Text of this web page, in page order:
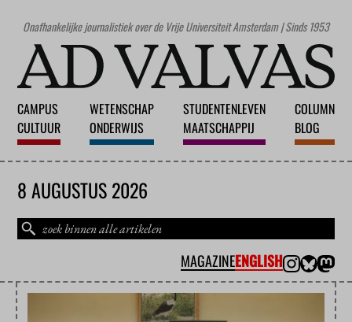
Onafhankelijke journalistiek over de Vrije Universiteit Amsterdam | Sinds 1953
CAMPUS
CULTUUR
WETENSCHAP
ONDERWIJS
STUDENTENLEVEN
MAATSCHAPPIJ
COLUMN
BLOG
8 AUGUSTUS 2026
MAGAZINEENGLISH